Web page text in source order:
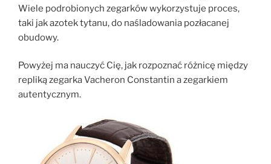
Wiele podrobionych zegarków wykorzystuje proces,
taki jak azotek tytanu, do naśladowania pozłacanej
obudowy.
Powyżej ma nauczyć Cię, jak rozpoznać różnicę między
repliką zegarka Vacheron Constantin a zegarkiem
autentycznym.